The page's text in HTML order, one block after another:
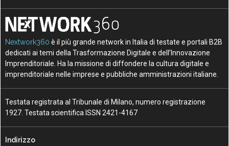
Nextwork360 è il più grande network in Italia di testate e portali B2B
dedicati ai temi della Trasformazione Digitale e dell’Innovazione
Imprenditoriale. Ha la missione di diffondere la cultura digitale e
imprenditoriale nelle imprese e pubbliche amministrazioni italiane.
Testata registrata al Tribunale di Milano, numero registrazione
1927. Testata scientifica ISSN 2421-4167
Indirizzo